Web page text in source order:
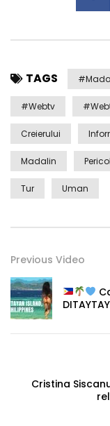
TAGS
#webtv
Creierului
Madalin
Tur Uman
Previous Video
Cristina